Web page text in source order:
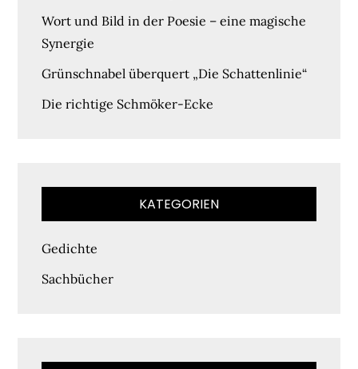
Wort und Bild in der Poesie – eine magische
Synergie
Grünschnabel überquert „Die Schattenlinie“
Die richtige Schmöker-Ecke
KATEGORIEN
Gedichte
Sachbücher